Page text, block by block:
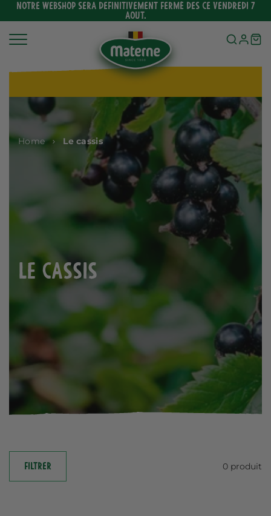
Ignorer
au
NOTRE WEBSHOP SERA DEFINITIVEMENT FERMÉ DES CE VENDREDI 7
AOUT.
Home Le cassis
Le cassis
FILTRER 0 produit